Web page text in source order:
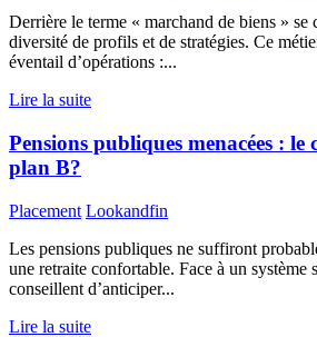
Derrière le terme « marchand de biens » se
diversité de profils et de stratégies. Ce
éventail d’opérations :...
Lire la suite
Pensions publiques menacées :
plan B?
Placement Lookandfin
Les pensions publiques ne suffiront
une retraite confortable. Face à un système
conseillent d’anticiper...
Lire la suite